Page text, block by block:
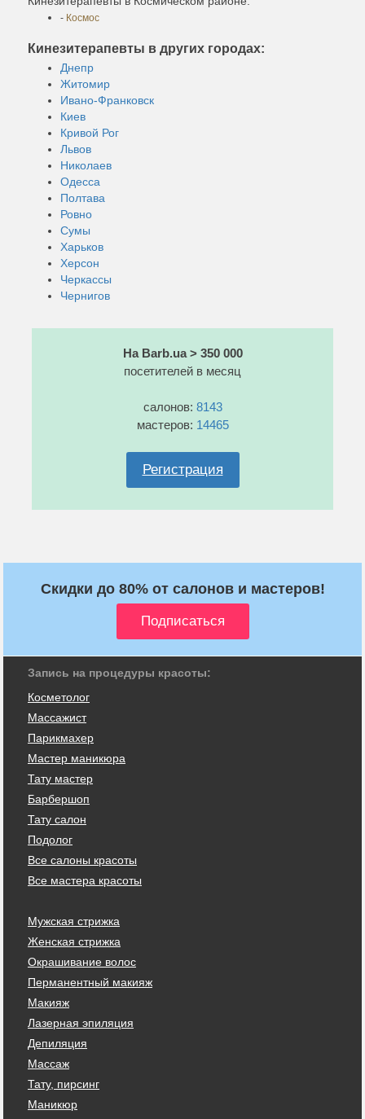
- Космос
Кинезитерапевты в других городах:
Днепр
Житомир
Ивано-Франковск
Киев
Кривой Рог
Львов
Николаев
Одесса
Полтава
Ровно
Сумы
Харьков
Херсон
Черкассы
Чернигов
На Barb.ua > 350 000
посетителей в месяц
салонов: 8143
мастеров: 14465
Регистрация
Скидки до 80% от салонов и мастеров!
Запись на процедуры красоты:
Косметолог
Массажист
Парикмахер
Мастер маникюра
Тату мастер
Барбершоп
Тату салон
Подолог
Все салоны красоты
Все мастера красоты
Мужская стрижка
Женская стрижка
Окрашивание волос
Перманентный макияж
Макияж
Лазерная эпиляция
Депиляция
Массаж
Тату, пирсинг
Маникюр